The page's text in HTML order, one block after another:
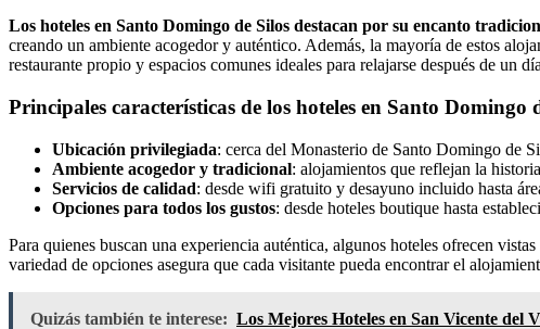
Los hoteles en Santo Domingo de Silos destacan por su encanto
creando un ambiente acogedor y auténtico. Además, la mayoría de estos
restaurante propio y espacios comunes ideales para relajarse después de un
Principales características de los hoteles en Santo Domingo
Ubicación privilegiada: cerca del Monasterio de Santo Domingo de
Ambiente acogedor y tradicional: alojamientos que reflejan la
Servicios de calidad: desde wifi gratuito y desayuno incluido hasta
Opciones para todos los gustos: desde hoteles boutique hasta
Para quienes buscan una experiencia auténtica, algunos hoteles ofrecen
variedad de opciones asegura que cada visitante pueda encontrar el
Quizás también te interese: Los Mejores Hoteles en San Vicente del